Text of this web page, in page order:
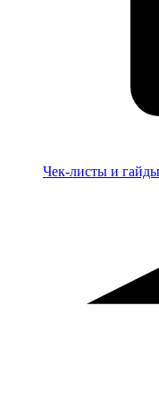
Материалы
Чек-листы и гайды